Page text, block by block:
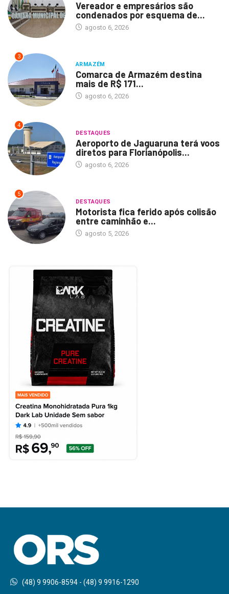
Vereador e empresários são
condenados por esquema de...
agosto 6, 2026
3
ARMAZÉM
Comarca de Armazém destina
mais de R$ 171...
agosto 6, 2026
4
DESTAQUES
Aeroporto de Jaguaruna terá voos
diretos para Florianópolis...
agosto 6, 2026
5
DESTAQUES
Motorista fica ferido após colisão
entre caminhão e...
agosto 5, 2026
(48) 9 9906-8594 - (48) 9 9916-1290